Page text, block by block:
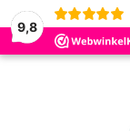
9,8